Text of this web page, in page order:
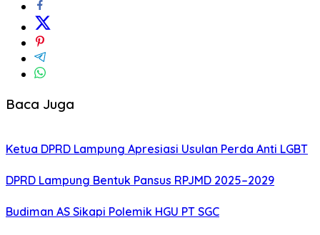
Baca Juga
Ketua DPRD Lampung Apresiasi Usulan Perda Anti LGBT
DPRD Lampung Bentuk Pansus RPJMD 2025–2029
Budiman AS Sikapi Polemik HGU PT SGC